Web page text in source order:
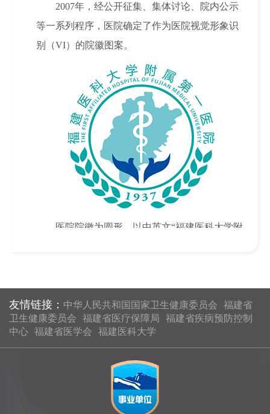
2007年，经公开征集、集体讨论、院内公示
等一系列程序，医院确定了作为医院视觉形象识
别（VI）的院徽图案。
医院院徽为圆形，以中英文“福建医科大学附
下含义：
（1）整个标志点明了医院名称、突出医院悠
（2）FY既是医院院名缩写，又形似白鸽；
上方的蛇杖，点明医疗卫生行业特征；更如附一
人的一双手，守护人民的健康，托起生命的希
友情链接： 中华人民共和国国家卫生健康委员会
福建省
卫生健康委员会
福建省医疗保障局
福建省疾病预防控制
中心 福建省医学会 福建医科大学